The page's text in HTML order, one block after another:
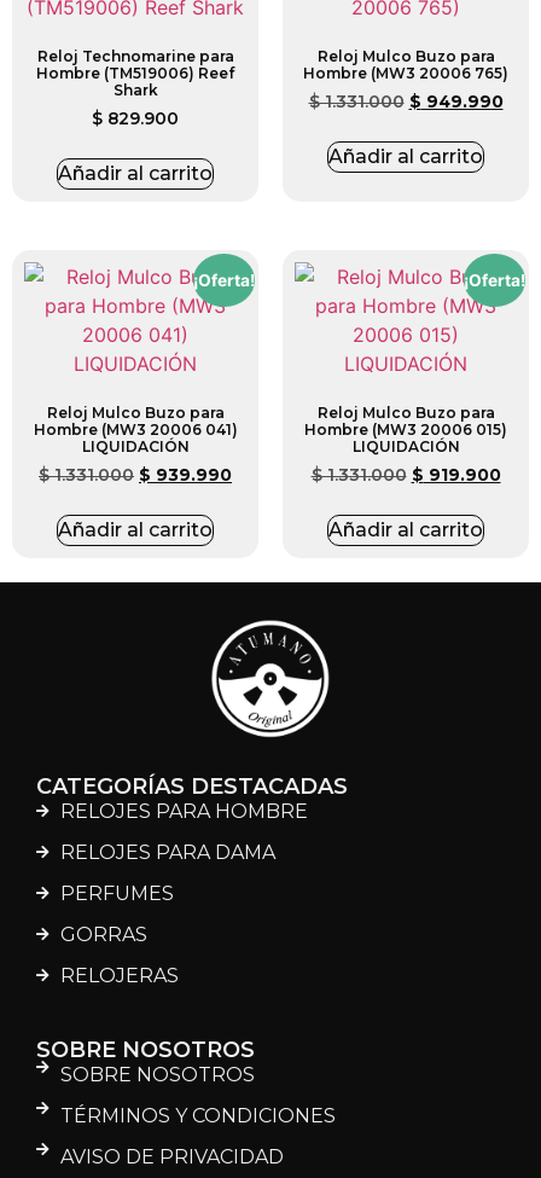
Reloj Technomarine para
Hombre (TM519006) Reef
Shark
$ 829.900
Añadir al carrito
Reloj Mulco Buzo para
Hombre (MW3 20006 765)
$1.331.000 $ 949.990
Añadir al carrito
¡Oferta!
Reloj Mulco Buzo para
Hombre (MW3 20006 041)
LIQUIDACIÓN
$1.331.000 $ 939.990
Añadir al carrito
¡Oferta!
Reloj Mulco Buzo para
Hombre (MW3 20006 015)
LIQUIDACIÓN
$1.331.000 $ 919.900
Añadir al carrito
CATEGORÍAS DESTACADAS
RELOJES PARA HOMBRE
RELOJES PARA DAMA
PERFUMES
GORRAS
RELOJERAS
SOBRE NOSOTROS
SOBRE NOSOTROS
TÉRMINOS Y CONDICIONES
AVISO DE PRIVACIDAD